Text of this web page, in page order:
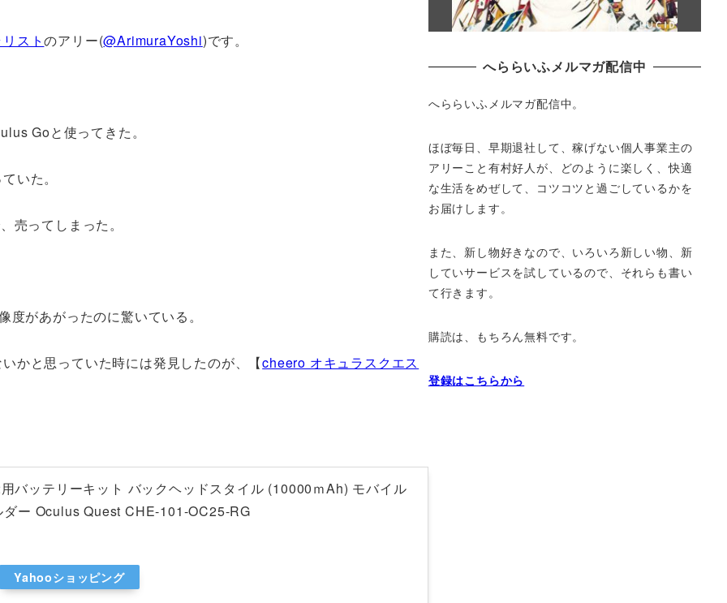
ストのアリー(@ArimuraYoshi)です。
Goと使ってきた。
いた。
売ってしまった。
があがったのに驚いている。
かと思っていた時には発見したのが、【cheero オキュラスクエス
バッテリーキット バックヘッドスタイル (10000ｍAh) モバイル
ー Oculus Quest CHE-101-OC25-RG
Yahooショッピング
へららいふメルマガ配信中
へららいふメルマガ配信中。
ほぼ毎日、早期退社して、稼げない個人事業主の
アリーこと有村好人が、どのように楽しく、快適
な生活をめぜして、 コツコツと過ごしているかを
お届けします。
また、新し物好きなので、いろいろ新しい物、 新
していサービスを試しているので、それらも書い
て行きます。
購読は、もちろん無料です。
登録はこちらから